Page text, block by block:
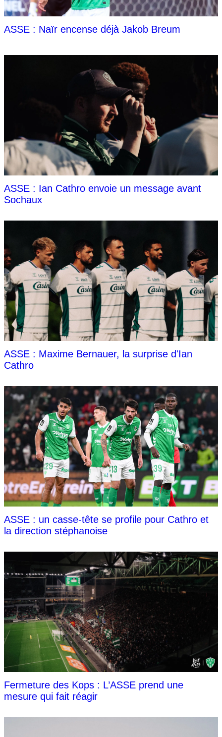
ASSE : Naïr encense déjà Jakob Breum
ASSE : Ian Cathro envoie un message avant
Sochaux
ASSE : Maxime Bernauer, la surprise d'Ian
Cathro
ASSE : un casse-tête se profile pour Cathro et
la direction stéphanoise
Fermeture des Kops : L’ASSE prend une
mesure qui fait réagir